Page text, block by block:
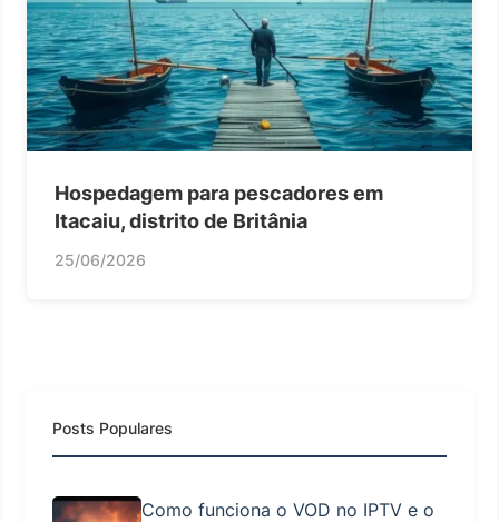
Hospedagem para pescadores em
Itacaiu, distrito de Britânia
25/06/2026
Posts Populares
Como funciona o VOD no IPTV e o